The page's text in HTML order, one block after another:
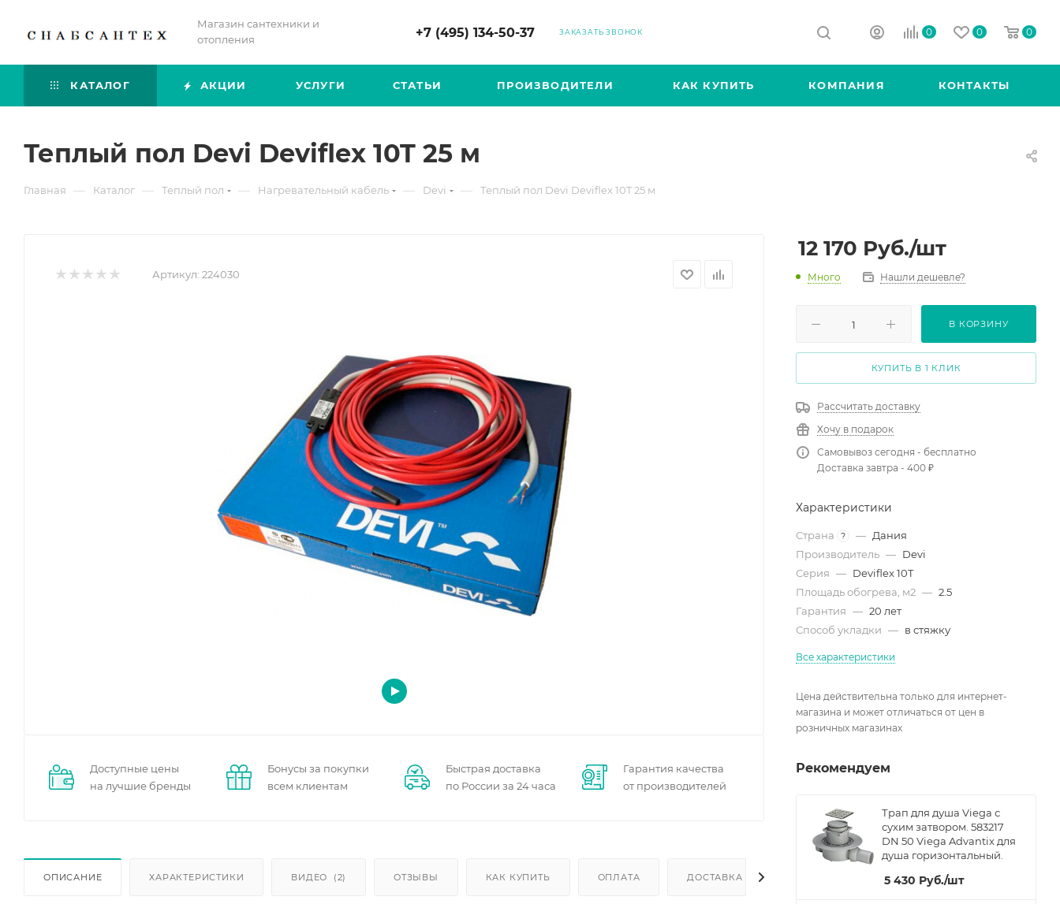
Магазин сантехники и
отопления
+7 (495) 134-50-37 ЗАКАЗАТЬ ЗВОНОК 0 0 0
КАТАЛОГ АКЦИИ УСЛУГИ СТАТЬИ ПРОИЗВОДИТЕЛИ КАК КУПИТЬ КОМПАНИЯ КОНТАКТЫ
Теплый пол Devi Deviflex 10T 25 м
Главная — Каталог — Теплый пол — Нагревательный кабель — Devi — Теплый пол Devi Deviflex 10T 25 м
Артикул: 224030
Доступные цены
на лучшие бренды
Бонусы за покупки
всем клиентам
Быстрая доставка
по России за 24 часа
Гарантия качества
от производителей
ОПИСАНИЕ ХАРАКТЕРИСТИКИ ВИДЕО (2) ОТЗЫВЫ КАК КУПИТЬ ОПЛАТА ДОСТАВКА
12 170 Руб./шт
Много Нашли дешевле?
В КОРЗИНУ
КУПИТЬ В 1 КЛИК
Рассчитать доставку
Хочу в подарок
Самовывоз сегодня - бесплатно
Доставка завтра - 400 ₽
Характеристики
Страна ? — Дания
Производитель — Devi
Серия — Deviflex 10T
Площадь обогрева, м2 — 2.5
Гарантия — 20 лет
Способ укладки — в стяжку
Все характеристики
Цена действительна только для интернет-
магазина и может отличаться от цен в
розничных магазинах
Рекомендуем
Трап для душа Viega с
сухим затвором. 583217
DN 50 Viega Advantix для
душа горизонтальный.
5 430 Руб./шт